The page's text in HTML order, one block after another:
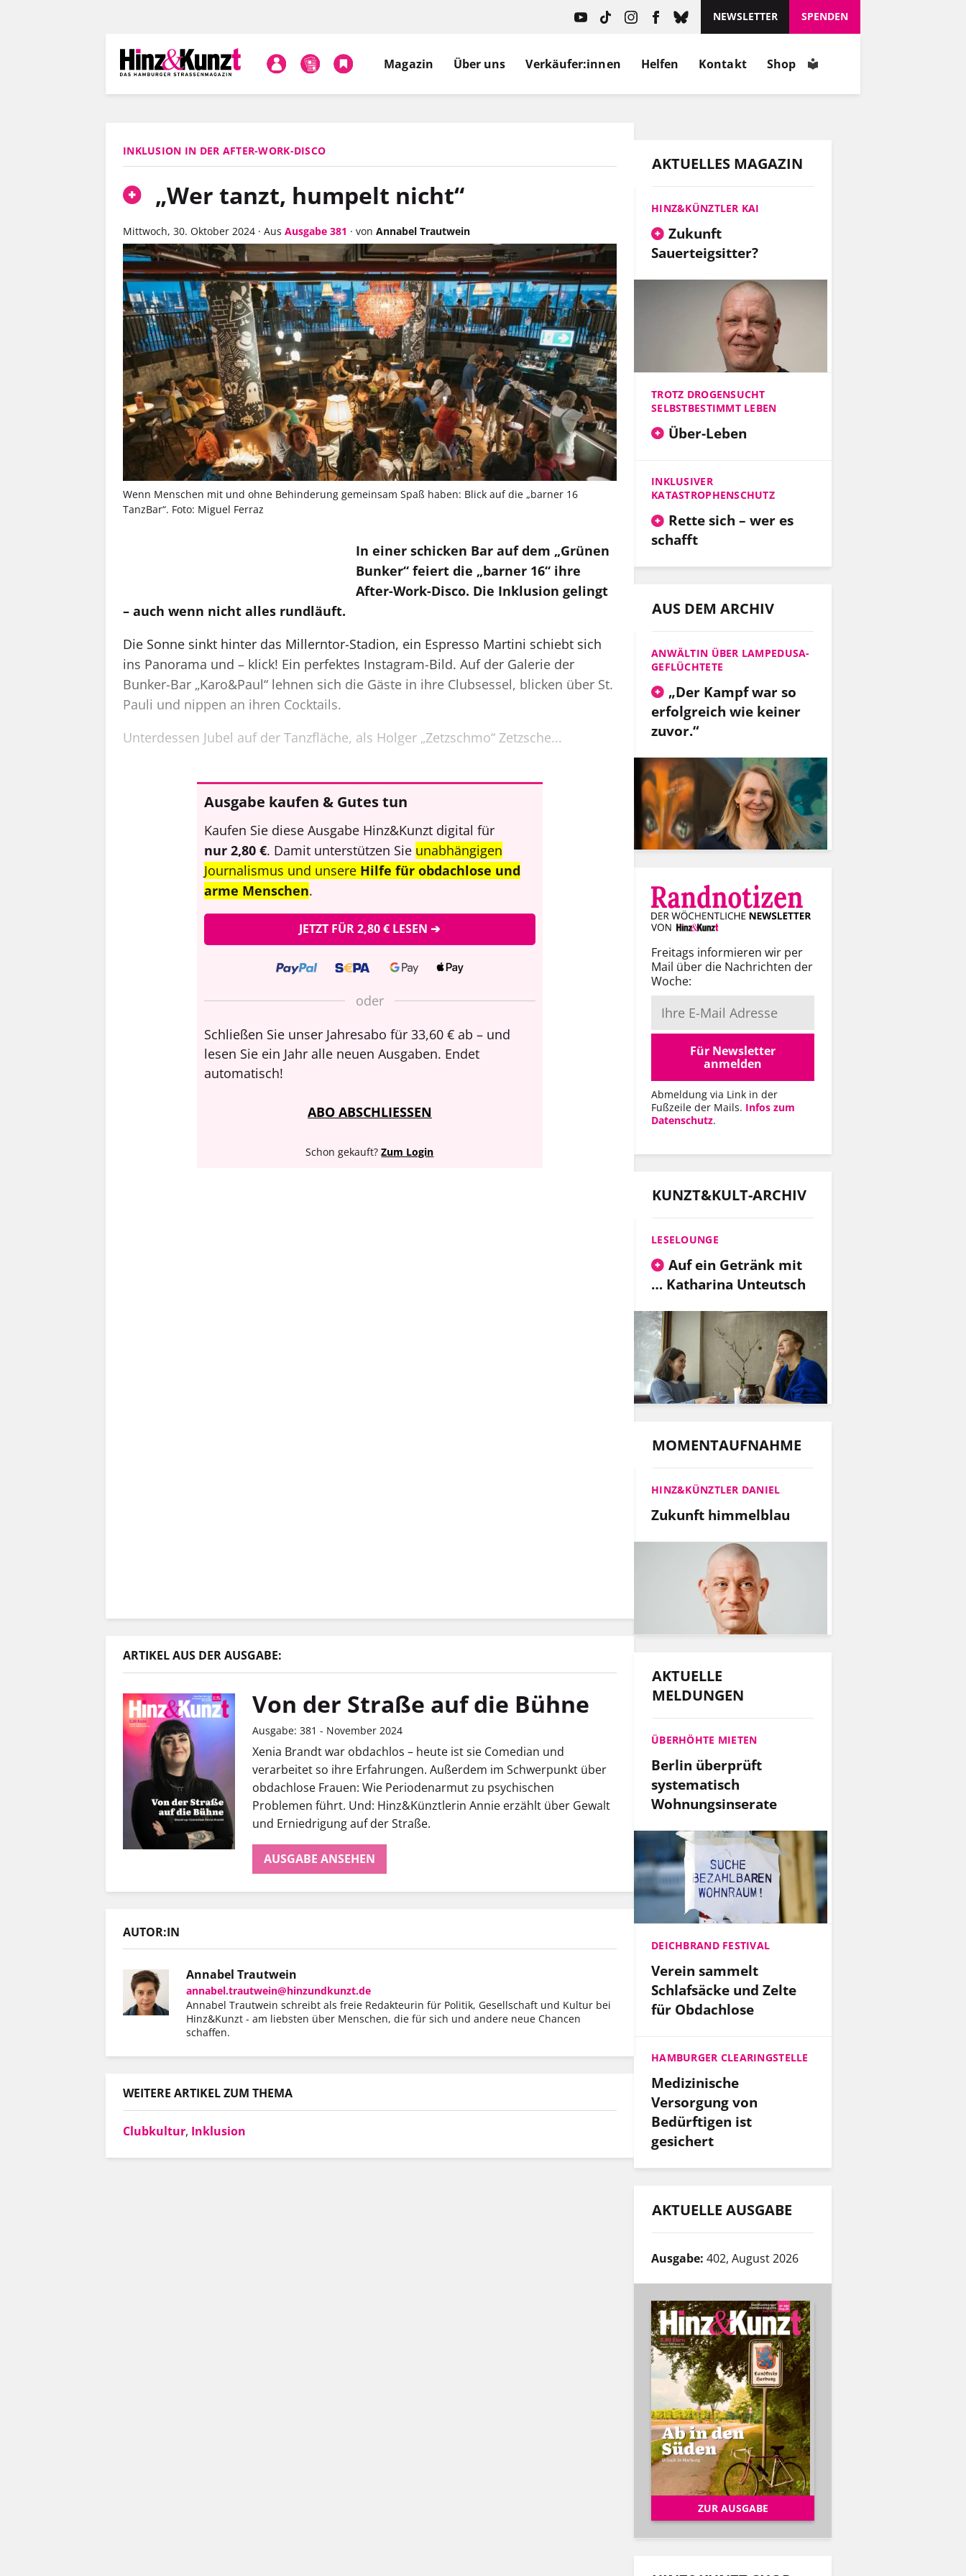
NEWSLETTER SPENDEN
Magazin Über uns Verkäufer:innen Helfen Kontakt Shop
INKLUSION IN DER AFTER-WORK-DISCO
„Wer tanzt, humpelt nicht“
Mittwoch, 30. Oktober 2024 · Aus Ausgabe 381 · von Annabel Trautwein
Wenn Menschen mit und ohne Behinderung gemeinsam Spaß haben: Blick auf die „barner 16
TanzBar“. Foto: Miguel Ferraz
In einer schicken Bar auf dem „Grünen
Bunker“ feiert die „barner 16“ ihre
After-Work-Disco. Die Inklusion gelingt
– auch wenn nicht alles rundläuft.
Die Sonne sinkt hinter das Millerntor-Stadion, ein Espresso Martini schiebt sich
ins Panorama und – klick! Ein perfektes Instagram-Bild. Auf der Galerie der
Bunker-Bar „Karo&Paul“ lehnen sich die Gäste in ihre Clubsessel, blicken über St.
Pauli und nippen an ihren Cocktails.
Unterdessen Jubel auf der Tanzfläche, als Holger „Zetzschmo“ Zetzsche...
Ausgabe kaufen & Gutes tun
Kaufen Sie diese Ausgabe Hinz&Kunzt digital für
nur 2,80 €. Damit unterstützen Sie unabhängigen
Journalismus und unsere Hilfe für obdachlose und
arme Menschen.
JETZT FÜR 2,80 € LESEN ➔
oder
Schließen Sie unser Jahresabo für 33,60 € ab – und
lesen Sie ein Jahr alle neuen Ausgaben. Endet
automatisch!
ABO ABSCHLIESSEN
Schon gekauft?Zum Login
ARTIKEL AUS DER AUSGABE:
Von der Straße auf die Bühne
Ausgabe: 381 - November 2024
Xenia Brandt war obdachlos – heute ist sie Comedian und
verarbeitet so ihre Erfahrungen. Außerdem im Schwerpunkt über
obdachlose Frauen: Wie Periodenarmut zu psychischen
Problemen führt. Und: Hinz&Künztlerin Annie erzählt über Gewalt
und Erniedrigung auf der Straße.
AUSGABE ANSEHEN
AUTOR:IN
Annabel Trautwein
annabel.trautwein@hinzundkunzt.de
Annabel Trautwein schreibt als freie Redakteurin für Politik, Gesellschaft und Kultur bei
Hinz&Kunzt - am liebsten über Menschen, die für sich und andere neue Chancen
schaffen.
WEITERE ARTIKEL ZUM THEMA
Clubkultur, Inklusion
schätzt, wie er ist.
MEHR
AKTUELLES MAGAZIN
HINZ&KÜNZTLER KAI
Zukunft
Sauerteigsitter?
TROTZ DROGENSUCHT
SELBSTBESTIMMT LEBEN
Über-Leben
INKLUSIVER
KATASTROPHENSCHUTZ
Rette sich – wer es
schafft
AUS DEM ARCHIV
ANWÄLTIN ÜBER LAMPEDUSA-
GEFLÜCHTETE
„Der Kampf war so
erfolgreich wie keiner
zuvor.“
Freitags informieren wir per
Mail über die Nachrichten der
Woche:
Für Newsletter
anmelden
Abmeldung via Link in der
Fußzeile der Mails. Infos zum
Datenschutz.
KUNZT&KULT-ARCHIV
LESELOUNGE
Auf ein Getränk mit
… Katharina Unteutsch
MOMENTAUFNAHME
HINZ&KÜNZTLER DANIEL
Zukunft himmelblau
AKTUELLE
MELDUNGEN
ÜBERHÖHTE MIETEN
Berlin überprüft
systematisch
Wohnungsinserate
DEICHBRAND FESTIVAL
Verein sammelt
Schlafsäcke und Zelte
für Obdachlose
HAMBURGER CLEARINGSTELLE
Medizinische
Versorgung von
Bedürftigen ist
gesichert
AKTUELLE AUSGABE
Ausgabe: 402, August 2026
ZUR AUSGABE